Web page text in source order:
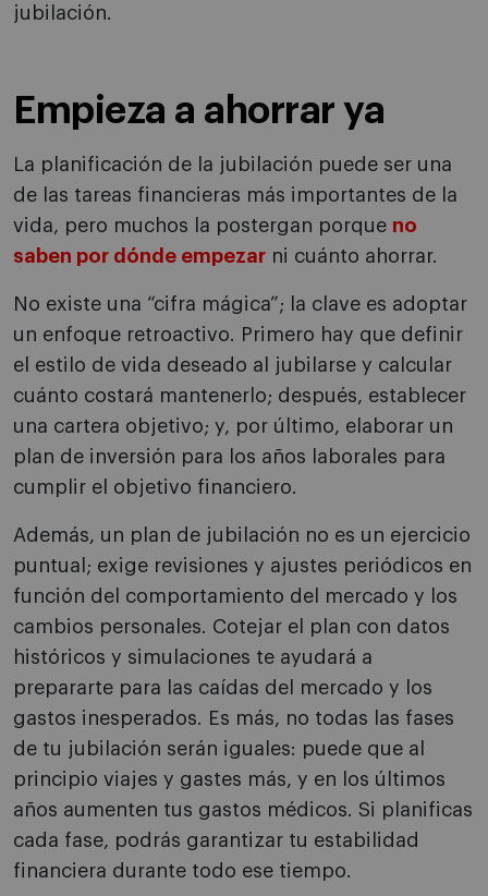
jubilación.
Empieza a ahorrar ya
La planificación de la jubilación puede ser una
de las tareas financieras más importantes de la
vida, pero muchos la postergan porque no
saben por dónde empezar ni cuánto ahorrar.
No existe una “cifra mágica”; la clave es adoptar
un enfoque retroactivo. Primero hay que definir
el estilo de vida deseado al jubilarse y calcular
cuánto costará mantenerlo; después, establecer
una cartera objetivo; y, por último, elaborar un
plan de inversión para los años laborales para
cumplir el objetivo financiero.
Además, un plan de jubilación no es un ejercicio
puntual; exige revisiones y ajustes periódicos en
función del comportamiento del mercado y los
cambios personales. Cotejar el plan con datos
históricos y simulaciones te ayudará a
prepararte para las caídas del mercado y los
gastos inesperados. Es más, no todas las fases
de tu jubilación serán iguales: puede que al
principio viajes y gastes más, y en los últimos
años aumenten tus gastos médicos. Si planificas
cada fase, podrás garantizar tu estabilidad
financiera durante todo ese tiempo.